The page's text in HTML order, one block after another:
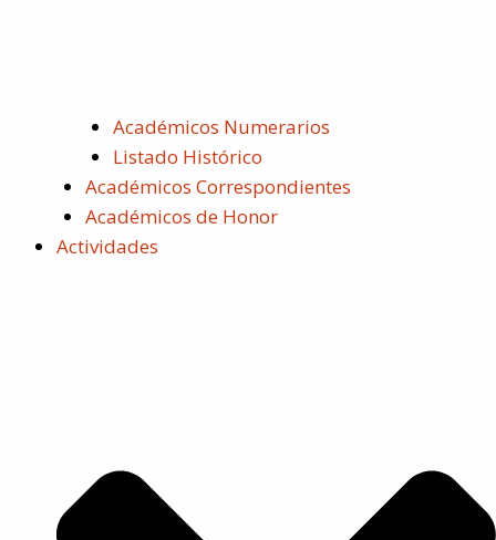
Académicos Numerarios
Listado Histórico
Académicos Correspondientes
Académicos de Honor
Actividades